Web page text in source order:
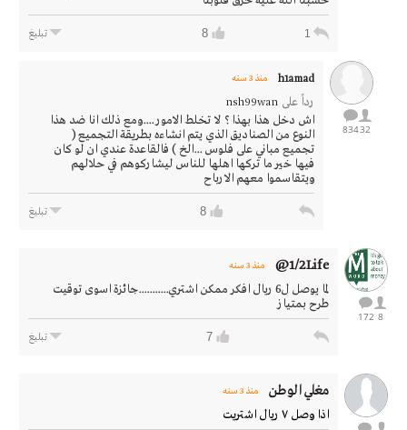
1
8 تبليغ
32
834
h1amad منذ 3 سنه
رداً على nsh99wan
اش دخل هذا بهذا ؟ لا تخلط الامور ....ومع ذلك انا ضد هذا
النوع من الصناديق الذي يتم انشاءه بطريقة التجميع (
تجميع مباني على فلوس ...الخ ) فالقاعدة عندي ان لو كان
فيها خير ما تركها اهلها للناس ليشاركوهم في حلالهم
ويتقاسموا معهم الارباح
8 تبليغ
8
172
1/2Life@ منذ 3 سنه
لما يوصل ل6 ريال افكر ممكن اشتري...........جائزة اسوى توقيت
طرح بمتياز
7 تبليغ
مغلي الوطن منذ 3 سنه
اذا وصل ٧ ريال اشتريت